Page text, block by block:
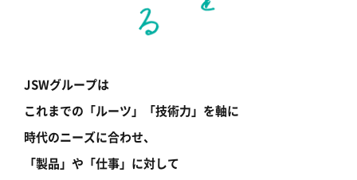
JSWグループは
これまでの「ルーツ」「技術力」を軸に
時代のニーズに合わせ、
「製品」や「仕事」に対して